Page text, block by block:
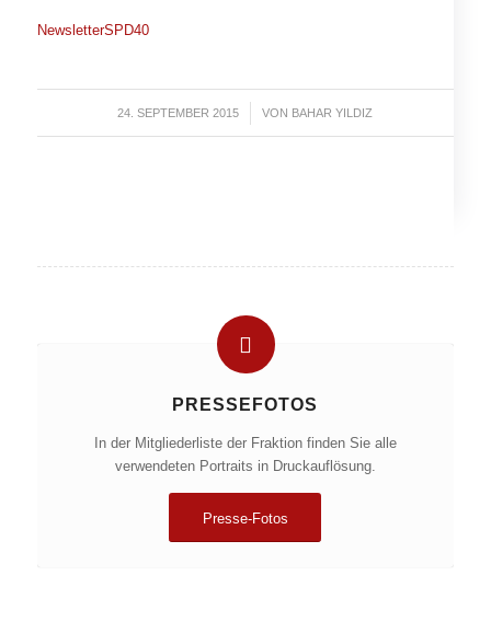
NewsletterSPD40
24. SEPTEMBER 2015
/ VON BAHAR YILDIZ
PRESSEFOTOS
In der Mitgliederliste der Fraktion finden Sie alle
verwendeten Portraits in Druckauflösung.
Presse-Fotos